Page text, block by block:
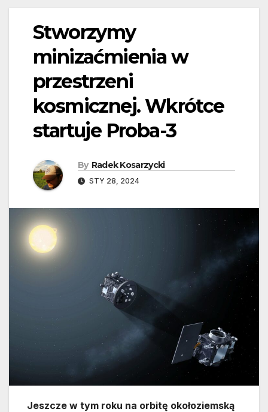
Stworzymy
minizaćmienia w
przestrzeni
kosmicznej. Wkrótce
startuje Proba-3
By Radek Kosarzycki
STY 28, 2024
Jeszcze w tym roku na orbitę okołoziemską